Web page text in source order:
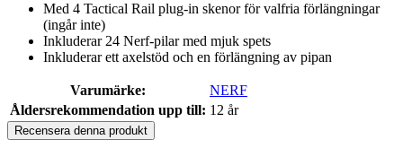
Med 4 Tactical Rail plug-in skenor för valfria förlängningar
(ingår inte)
Inkluderar 24 Nerf-pilar med mjuk spets
Inkluderar ett axelstöd och en förlängning av pipan
Varumärke:
NERF
Åldersrekommendation upp till: 12 år
Recensera denna produkt